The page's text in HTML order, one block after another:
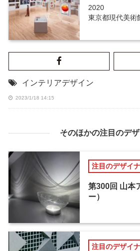
2020
東京都現代美術
インテリアデザイン
2023/1/18 14:15
そのほかの注目のデ
注目のデザイ
第300回 山本
ー）
注目のデザイ